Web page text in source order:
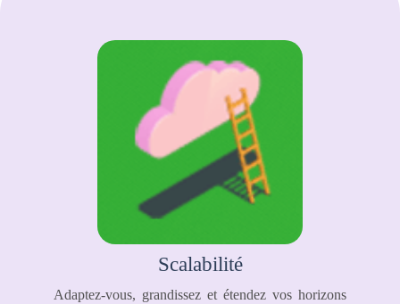
Scalabilité
Adaptez-vous, grandissez et étendez vos horizons